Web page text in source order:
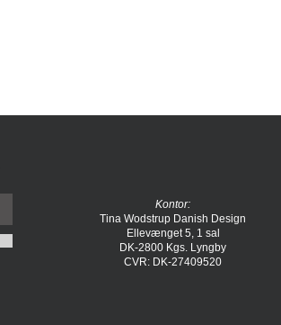
Kontor:
Tina Wodstrup Danish Design
Ellevænget 5, 1 sal
DK-2800 Kgs. Lyngby
CVR: DK-27409520